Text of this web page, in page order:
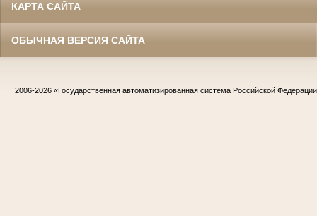
КАРТА САЙТА
ОБЫЧНАЯ ВЕРСИЯ САЙТА
2006-2026 «Государственная автоматизированная система Российской